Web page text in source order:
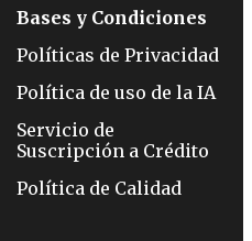
Bases y Condiciones
Políticas de Privacidad
Política de uso de la IA
Servicio de
Suscripción a Crédito
Política de Calidad